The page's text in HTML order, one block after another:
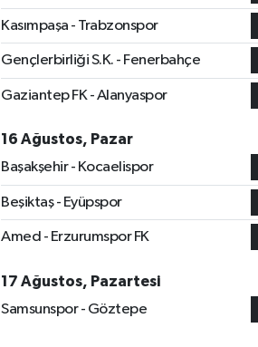
Kasımpaşa - Trabzonspor
Gençlerbirliği S.K. - Fenerbahçe
Gaziantep FK - Alanyaspor
16 Ağustos, Pazar
Başakşehir - Kocaelispor
Beşiktaş - Eyüpspor
Amed - Erzurumspor FK
17 Ağustos, Pazartesi
Samsunspor - Göztepe